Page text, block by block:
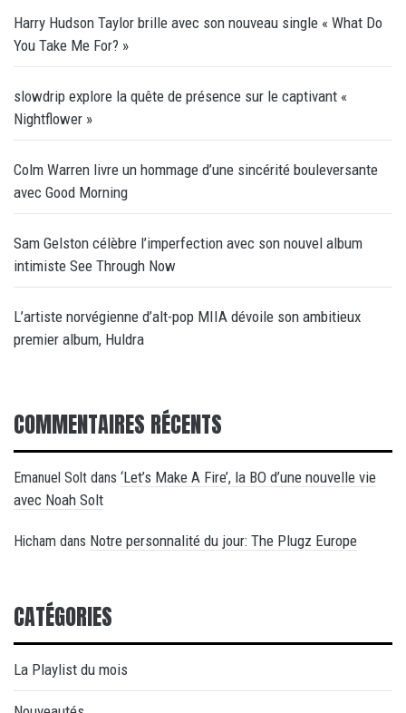
Harry Hudson Taylor brille avec son nouveau single « What Do
You Take Me For? »
slowdrip explore la quête de présence sur le captivant «
Nightflower »
Colm Warren livre un hommage d’une sincérité bouleversante
avec Good Morning
Sam Gelston célèbre l’imperfection avec son nouvel album
intimiste See Through Now
L’artiste norvégienne d’alt-pop MIIA dévoile son ambitieux
premier album, Huldra
COMMENTAIRES RÉCENTS
Emanuel Solt dans ‘Let’s Make A Fire’, la BO d’une nouvelle vie
avec Noah Solt
Hicham dans Notre personnalité du jour: The Plugz Europe
CATÉGORIES
La Playlist du mois